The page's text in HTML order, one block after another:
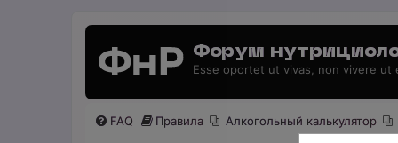
Форум
Esse oportet ut vivas, non vivere ut
FAQ Правила Алкогольный калькулятор